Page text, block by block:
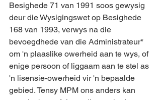
Besighede 71 van 1991 soos gewysig
deur die Wysigingswet op Besighede
168 van 1993, verwys na die
bevoegdhede van die Administrateur*
om 'n plaaslike owerheid aan te wys, of
enige persoon of liggaam aan te stel as
'n lisensie-owerheid vir 'n bepaalde
gebied. Tensy MPM ons anders kan